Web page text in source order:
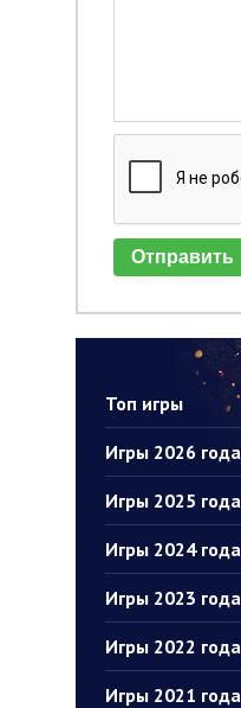
Топ игры
Игры 2026 года
Игры 2025 года
Игры 2024 года
Игры 2023 года
Игры 2022 года
Игры 2021 года
Отправить